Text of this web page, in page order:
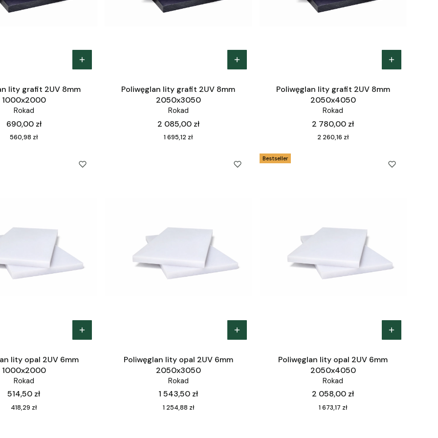
lity grafit 2UV 8mm
1000x2000
Rokad
Cena
690,00 zł
Cena
560,98 zł
Poliwęglan lity grafit 2UV 8mm
2050x3050
Rokad
Cena
2 085,00 zł
Cena
1 695,12 zł
Poliwęglan lity grafit 2UV 8mm
2050x4050
Rokad
Cena
2 780,00 zł
Cena
2 260,16 zł
lity opal 2UV 6mm
1000x2000
Rokad
Cena
514,50 zł
Cena
418,29 zł
Poliwęglan lity opal 2UV 6mm
2050x3050
Rokad
Cena
1 543,50 zł
Cena
1 254,88 zł
Bestseller
Poliwęglan lity opal 2UV 6mm
2050x4050
Rokad
Cena
2 058,00 zł
Cena
1 673,17 zł